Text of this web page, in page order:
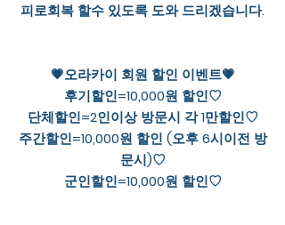
피로회복 할수 있도록 도와 드리겠습니다.
💗오라카이 회원 할인 이벤트💗
후기할인=10,000원 할인♡
단체할인=2인이상 방문시 각 1만할인♡
주간할인=10,000원 할인 (오후 6시이전 방
문시)♡
군인할인=10,000원 할인♡